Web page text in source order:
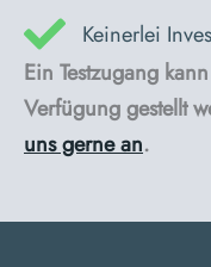
Keinerlei
Ein Testzugang
Verfügung gestellt
uns gerne an.